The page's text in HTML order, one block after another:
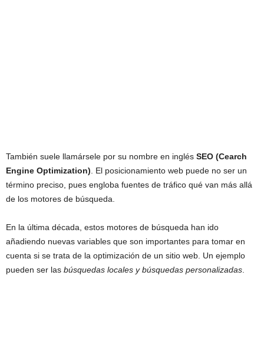
También suele llamársele por su nombre en inglés SEO (Cearch
Engine Optimization) . El posicionamiento web puede no ser un
término preciso, pues engloba fuentes de tráfico qué van más allá
de los motores de búsqueda.
En la última década, estos motores de búsqueda han ido
añadiendo nuevas variables que son importantes para tomar en
cuenta si se trata de la optimización de un sitio web. Un ejemplo
pueden ser las búsquedas locales y búsquedas personalizadas